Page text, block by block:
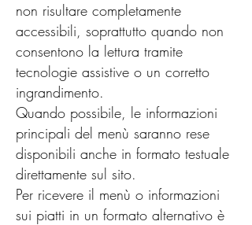
non risultare completamente
accessibili, soprattutto quando non
consentono la lettura tramite
tecnologie assistive o un corretto
ingrandimento.
Quando possibile, le informazioni
principali del menù saranno rese
disponibili anche in formato testuale
direttamente sul sito.
Per ricevere il menù o informazioni
sui piatti in un formato alternativo è